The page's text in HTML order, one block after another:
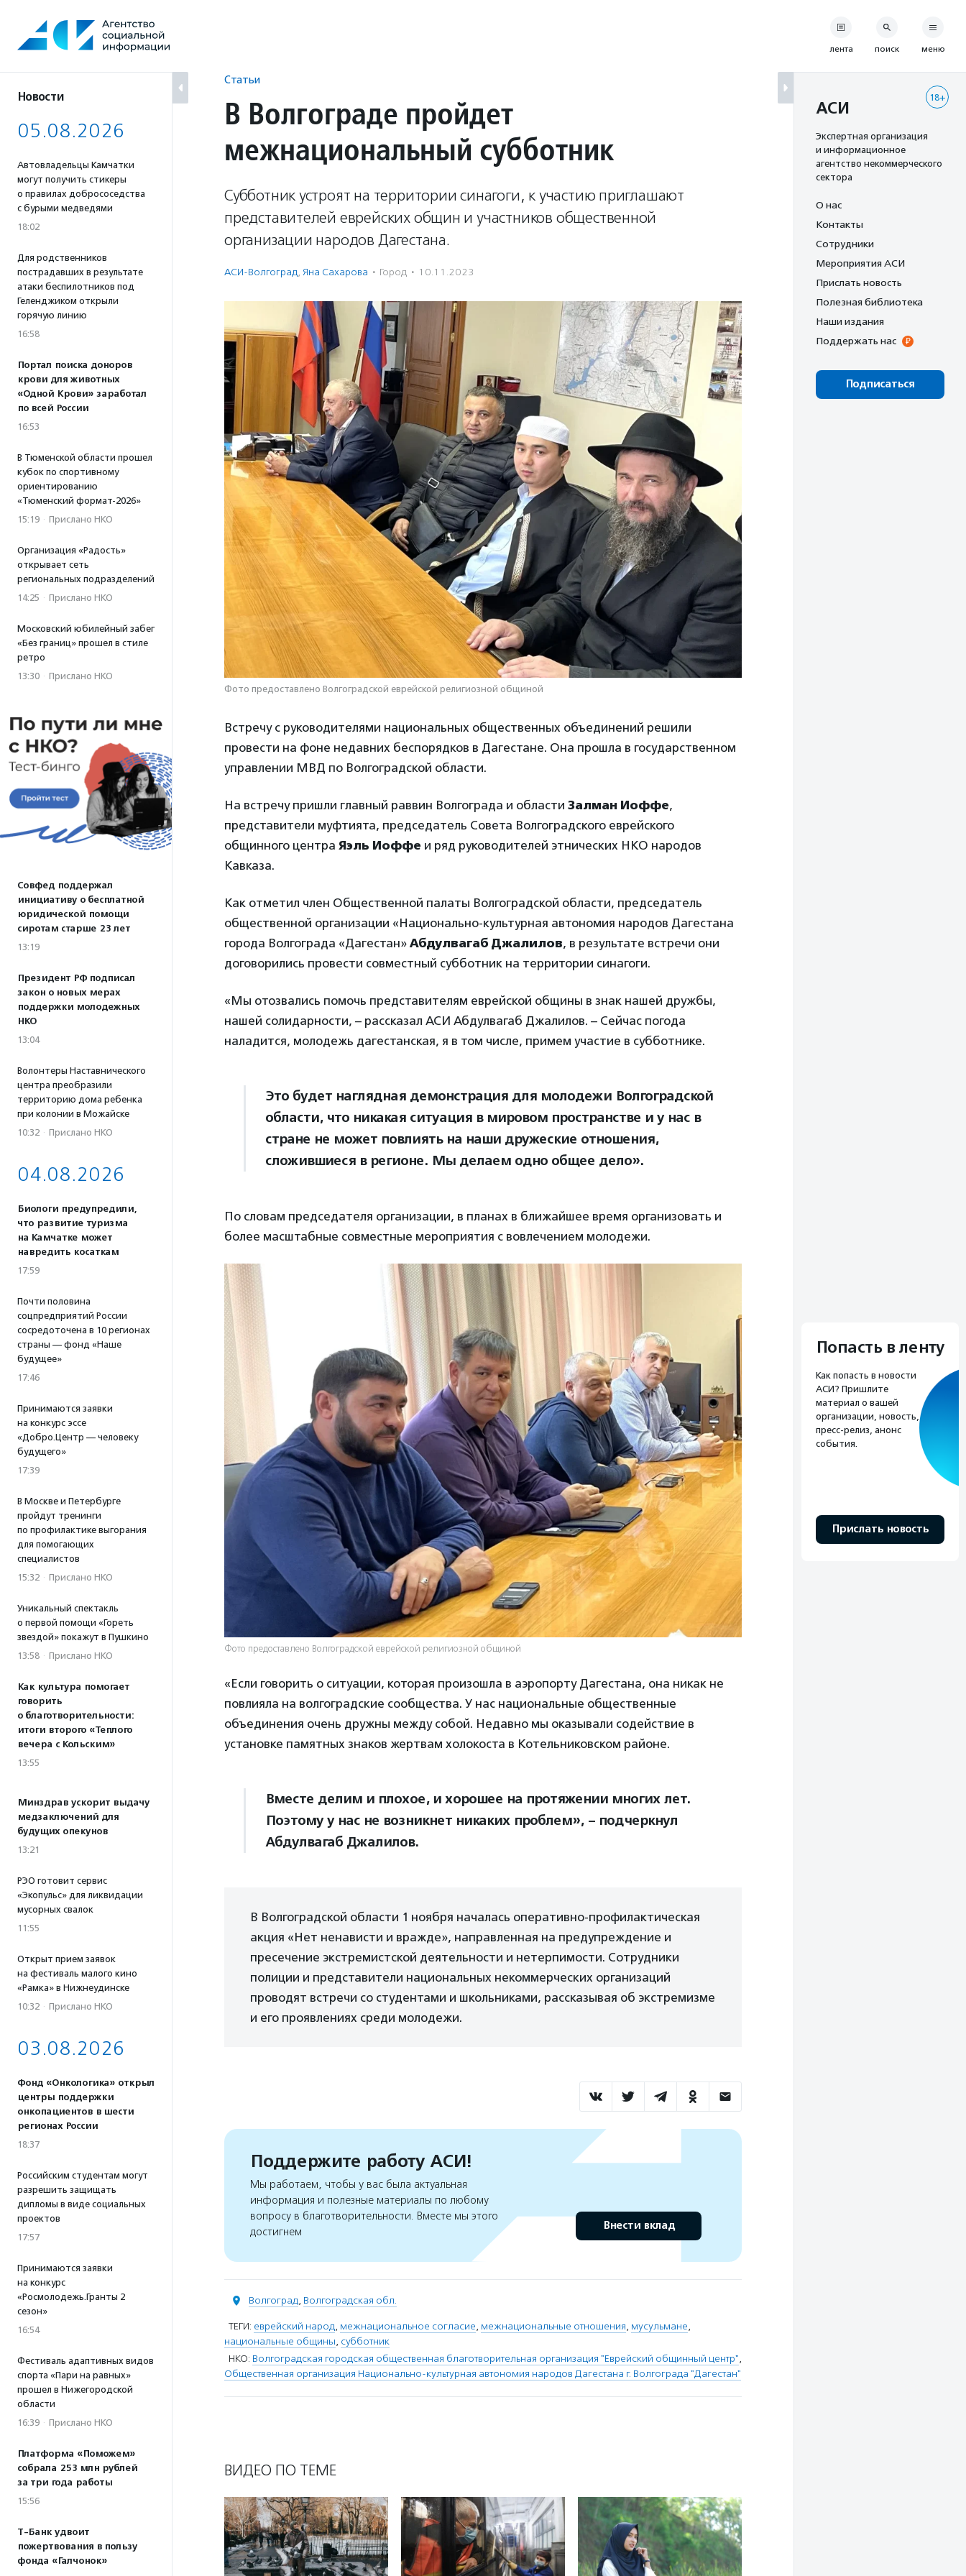
содержанию
Новости
05.08.2026
Автовладельцы Камчатки
могут получить стикеры
о правилах добрососедства
с бурыми медведями
18:02
Для родственников
пострадавших в результате
атаки беспилотников под
Геленджиком открыли
горячую линию
16:58
Портал поиска доноров
крови для животных
«Одной Крови» заработал
по всей России
16:53
В Тюменской области прошел
кубок по спортивному
ориентированию
«Тюменский формат-2026»
15:19 · Прислано НКО
Организация «Радость»
открывает сеть
региональных подразделений
14:25 · Прислано НКО
Московский юбилейный забег
«Без границ» прошел в стиле
ретро
13:30 · Прислано НКО
Совфед поддержал
инициативу о бесплатной
юридической помощи
сиротам старше 23 лет
13:19
Президент РФ подписал
закон о новых мерах
поддержки молодежных
НКО
13:04
Волонтеры Наставнического
центра преобразили
территорию дома ребенка
при колонии в Можайске
10:32 · Прислано НКО
04.08.2026
Биологи предупредили,
что развитие туризма
на Камчатке может
навредить косаткам
17:59
Почти половина
соцпредприятий России
сосредоточена в 10 регионах
страны — фонд «Наше
будущее»
17:46
Принимаются заявки
на конкурс эссе
«Добро.Центр — человеку
будущего»
17:39
В Москве и Петербурге
пройдут тренинги
по профилактике выгорания
для помогающих
специалистов
15:32 · Прислано НКО
Уникальный спектакль
о первой помощи «Гореть
звездой» покажут в Пушкино
13:58 · Прислано НКО
Как культура помогает
говорить
о благотворительности:
итоги второго «Теплого
вечера с Кольским»
13:55
Минздрав ускорит выдачу
медзаключений для
будущих опекунов
13:21
РЭО готовит сервис
«Экопульс» для ликвидации
мусорных свалок
11:55
Открыт прием заявок
на фестиваль малого кино
«Рамка» в Нижнеудинске
10:32 · Прислано НКО
03.08.2026
Фонд «Онкологика» открыл
центры поддержки
онкопациентов в шести
регионах России
18:37
Российским студентам могут
разрешить защищать
дипломы в виде социальных
проектов
17:57
Принимаются заявки
на конкурс
«Росмолодежь.Гранты 2
сезон»
16:54
Фестиваль адаптивных видов
спорта «Пари на равных»
прошел в Нижегородской
области
16:39 · Прислано НКО
Платформа «Поможем»
собрала 253 млн рублей
за три года работы
15:56
Т-Банк удвоит
пожертвования в пользу
фонда «Галчонок»
Статьи
В Волгограде пройдет
межнациональный субботник
Субботник устроят на территории синагоги, к участию приглашают
представителей еврейских общин и участников общественной
организации народов Дагестана.
АСИ-Волгоград, Яна Сахарова · Город · 10.11.2023
Фото предоставлено Волгоградской еврейской религиозной общиной
Встречу с руководителями национальных общественных объединений решили
провести на фоне недавних беспорядков в Дагестане. Она прошла в государственном
управлении МВД по Волгоградской области.
На встречу пришли главный раввин Волгограда и области Залман Иоффе,
представители муфтията, председатель Совета Волгоградского еврейского
общинного центра Яэль Иоффе и ряд руководителей этнических НКО народов
Кавказа.
Как отметил член Общественной палаты Волгоградской области, председатель
общественной организации «Национально-культурная автономия народов Дагестана
города Волгограда «Дагестан» Абдулвагаб Джалилов, в результате встречи они
договорились провести совместный субботник на территории синагоги.
«Мы отозвались помочь представителям еврейской общины в знак нашей дружбы,
нашей солидарности, – рассказал АСИ Абдулвагаб Джалилов. – Сейчас погода
наладится, молодежь дагестанская, я в том числе, примем участие в субботнике.
Это будет наглядная демонстрация для молодежи Волгоградской
области, что никакая ситуация в мировом пространстве и у нас в
стране не может повлиять на наши дружеские отношения,
сложившиеся в регионе. Мы делаем одно общее дело».
По словам председателя организации, в планах в ближайшее время организовать и
более масштабные совместные мероприятия с вовлечением молодежи.
Фото предоставлено Волгоградской еврейской религиозной общиной
«Если говорить о ситуации, которая произошла в аэропорту Дагестана, она никак не
повлияла на волгоградские сообщества. У нас национальные общественные
объединения очень дружны между собой. Недавно мы оказывали содействие в
установке памятных знаков жертвам холокоста в Котельниковском районе.
Вместе делим и плохое, и хорошее на протяжении многих лет.
Поэтому у нас не возникнет никаких проблем», – подчеркнул
Абдулвагаб Джалилов.
В Волгоградской области 1 ноября началась оперативно-профилактическая
акция «Нет ненависти и вражде», направленная на предупреждение и
пресечение экстремистской деятельности и нетерпимости. Сотрудники
полиции и представители национальных некоммерческих организаций
проводят встречи со студентами и школьниками, рассказывая об экстремизме
и его проявлениях среди молодежи.
Поддержите работу АСИ!
Мы работаем, чтобы у вас была актуальная
информация и полезные материалы по любому
вопросу в благотворительности. Вместе мы этого
достигнем
Внести вклад
Волгоград, Волгоградская обл.
ТЕГИ: еврейский народ, межнациональное согласие, межнациональные отношения, мусульмане,
национальные общины, субботник
НКО: Волгоградская городская общественная благотворительная организация "Еврейский общинный центр",
Общественная организация Национально-культурная автономия народов Дагестана г. Волгограда "Дагестан"
ВИДЕО ПО ТЕМЕ
лента поиск меню
18+
АСИ
Экспертная организация
и информационное
агентство некоммерческого
сектора
О нас
Контакты
Сотрудники
Мероприятия АСИ
Прислать новость
Полезная библиотека
Наши издания
Поддержать нас
Подписаться
Попасть в ленту
Как попасть в новости
АСИ? Пришлите
материал о вашей
организации, новость,
пресс-релиз, анонс
события.
Прислать новость